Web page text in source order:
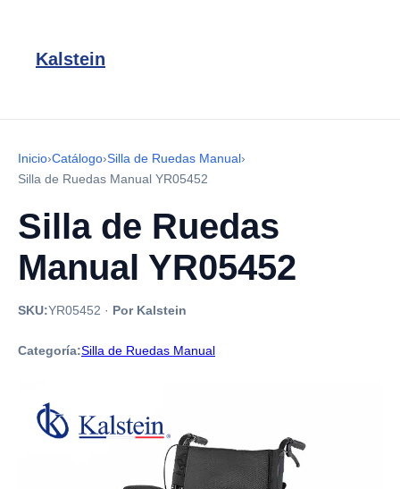
Kalstein
Inicio›Catálogo›Silla de Ruedas Manual›
Silla de Ruedas Manual YR05452
Silla de Ruedas
Manual YR05452
SKU:YR05452 · Por Kalstein
Categoría:Silla de Ruedas Manual